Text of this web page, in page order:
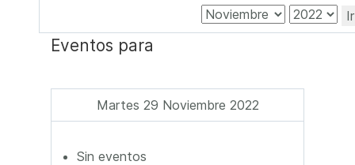
Eventos para
Martes 29 Noviembre 2022
Sin eventos